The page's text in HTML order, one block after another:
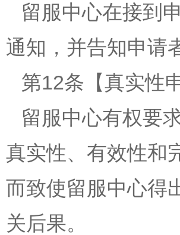
留服中心在接到
通知，并告知申请
第12条【真实性
留服中心有权要
真实性、有效性和
而致使留服中心得
关后果。